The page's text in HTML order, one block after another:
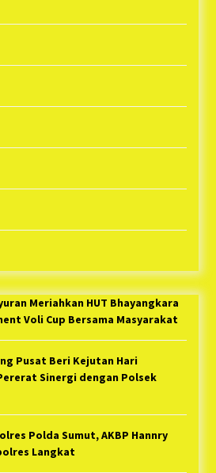
Meriahkan HUT Bhayangkara
Voli Cup Bersama Masyarakat
Pusat Beri Kejutan Hari
Sinergi dengan Polsek
Polda Sumut, AKBP Hannry
Langkat